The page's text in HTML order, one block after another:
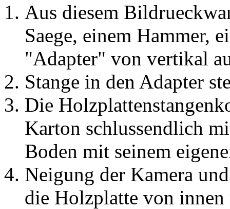
Aus diesem
Saege, einem Hammer,
"Adapter" von vertikal
Stange in den Adapter
Die
Karton schlussendlich
Boden mit seinem
Neigung der Kamera
die Holzplatte von